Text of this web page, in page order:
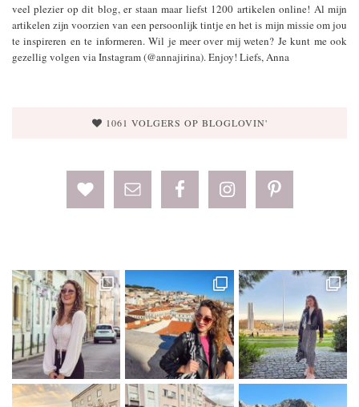
veel plezier op dit blog, er staan maar liefst 1200 artikelen online! Al mijn
artikelen zijn voorzien van een persoonlijk tintje en het is mijn missie om jou
te inspireren en te informeren. Wil je meer over mij weten? Je kunt me ook
gezellig volgen via Instagram (@annajirina). Enjoy! Liefs, Anna
1061 VOLGERS OP BLOGLOVIN'